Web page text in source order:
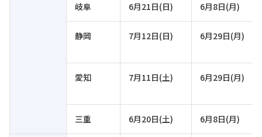
岐阜 6月21日(日) 6月8日(月)
静岡 7月12日(日) 6月29日(月)
愛知 7月11日(土) 6月29日(月)
三重 6月20日(土) 6月8日(月)